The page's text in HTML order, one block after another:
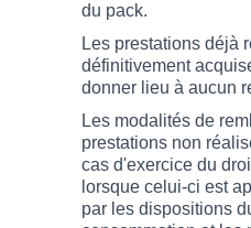
du pack.
Les prestations déjà
définitivement
donner lieu à aucun
Les modalités de
prestations non
cas d'exercice du
lorsque celui-ci est
par les dispositions